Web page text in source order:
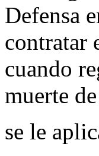
Defensa
contratar
cuando
muerte
se le